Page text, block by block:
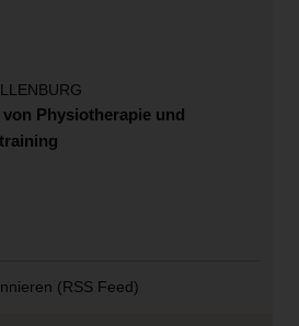
von Physiotherapie und
(RSS Feed)